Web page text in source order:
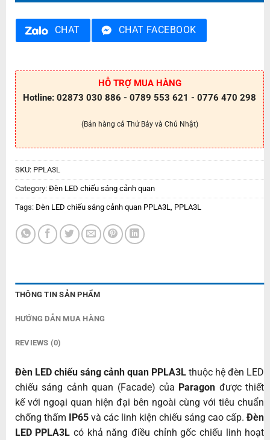
CHAT CHAT FACEBOOK
HỖ TRỢ MUA HÀNG
Hotline: 02873 030 886 - 0789 553 621 - 0776 470 298
(Bán hàng cả Thứ Bảy và Chủ Nhật)
SKU: PPLA3L
Category: Đèn LED chiếu sáng cảnh quan
Tags: Đèn LED chiếu sáng cảnh quan PPLA3L PPLA3L
THÔNG TIN SẢN PHẨM
HƯỚNG DẪN MUA HÀNG
REVIEWS (0)
Đèn LED chiếu sáng cảnh quan PPLA3L thuộc hệ đèn LED
chiếu sáng cảnh quan (Facade) của Paragon được thiết
kế với ngoại quan hiện đại bên ngoài cùng với tiêu chuẩn
chống thấm IP65 và các linh kiện chiếu sáng cao cấp.Đèn
LED PPLA3Lcó khả năng điều chỉnh gốc chiếu linh hoạt